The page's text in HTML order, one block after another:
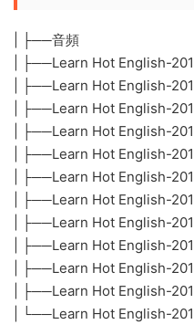
| ├──音頻
| ├──Learn Hot English-
| ├──Learn Hot English-
| ├──Learn Hot English-
| ├──Learn Hot English-
| ├──Learn Hot English-
| ├──Learn Hot English-
| ├──Learn Hot English-
| ├──Learn Hot English-
| ├──Learn Hot English-
| ├──Learn Hot English-
| ├──Learn Hot English-
| └──Learn Hot English-